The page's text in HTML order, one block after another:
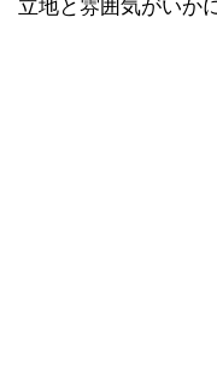
立地と雰囲気がいか